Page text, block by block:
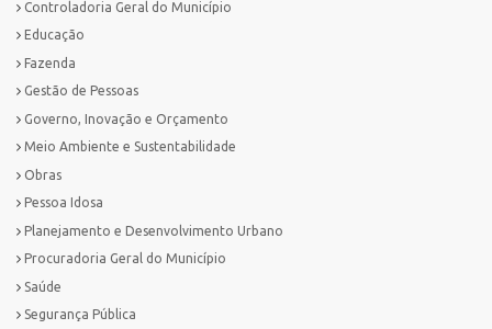
Controladoria Geral do Município
Educação
Fazenda
Gestão de Pessoas
Governo, Inovação e Orçamento
Meio Ambiente e Sustentabilidade
Obras
Pessoa Idosa
Planejamento e Desenvolvimento Urbano
Procuradoria Geral do Município
Saúde
Segurança Pública